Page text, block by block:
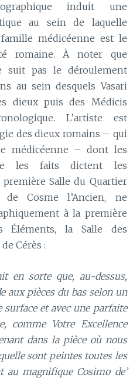
induit une
au sein de laquelle
médicéenne est le
romaine. À noter que
suit pas le déroulement
au sein desquels Vasari
dieux puis des Médicis
L’artiste est
des dieux romains – qui
médicéenne – dont les
les faits dictent les
Salle du Quartier
Cosme l’Ancien, ne
à la première
Éléments, la Salle des
Cérès :
en sorte que, au-dessus,
aux pièces du bas selon un
et avec une parfaite
comme Votre Excellence
dans la pièce où nous
sont peintes toutes les
au magnifique Cosimo de’